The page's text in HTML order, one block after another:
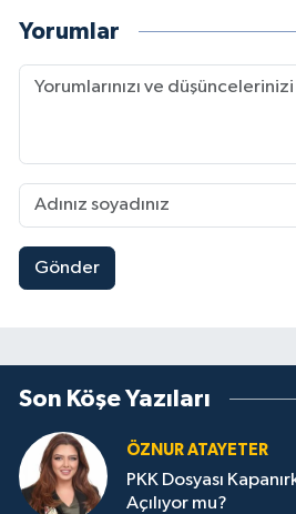
Yorumlar
Gönder
Son Köşe Yazıları
ÖZNUR ATAYETER
PKK Dosyası
Açılıyor mu?